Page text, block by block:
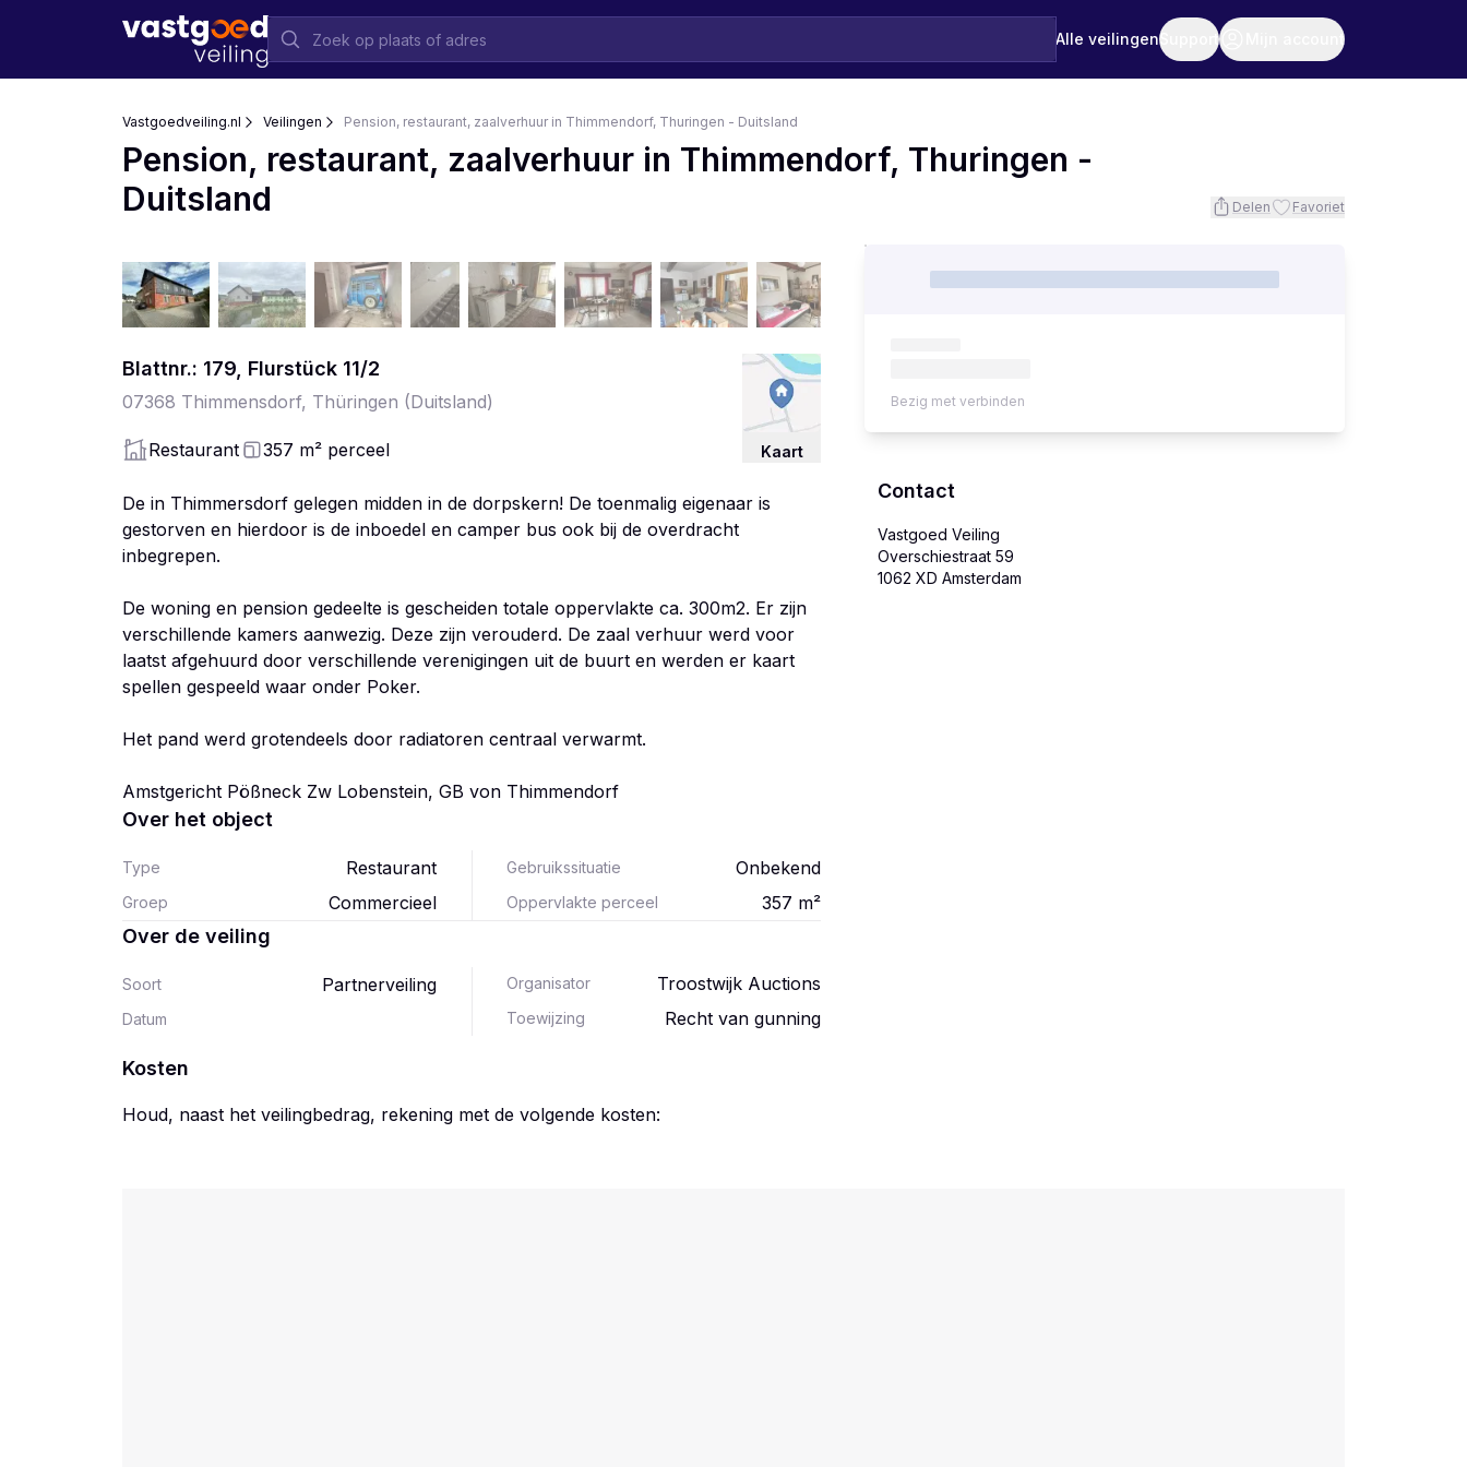
Alle veilingenSupport Mijn account
Vastgoedveiling.nl Veilingen Pension, restaurant, zaalverhuur in Thimmendorf, Thuringen - Duitsland
Pension, restaurant, zaalverhuur in Thimmendorf, Thuringen -
Duitsland
Delen Favoriet
Blattnr.: 179, Flurstück 11/2
07368 Thimmensdorf, Thüringen (Duitsland)
Restaurant 357 m² perceel Kaart
De in Thimmersdorf gelegen midden in de dorpskern! De toenmalig eigenaar is
gestorven en hierdoor is de inboedel en camper bus ook bij de overdracht
inbegrepen.
De woning en pension gedeelte is gescheiden totale oppervlakte ca. 300m2. Er zijn
verschillende kamers aanwezig. Deze zijn verouderd. De zaal verhuur werd voor
laatst afgehuurd door verschillende verenigingen uit de buurt en werden er kaart
spellen gespeeld waar onder Poker.
Het pand werd grotendeels door radiatoren centraal verwarmt.
Amstgericht Pößneck Zw Lobenstein, GB von Thimmendorf
Over het object
Type Restaurant
Groep Commercieel
Gebruikssituatie Onbekend
Oppervlakte perceel 357 m²
Over de veiling
Soort Partnerveiling
Datum
Organisator Troostwijk Auctions
Toewijzing Recht van gunning
Kosten
Houd, naast het veilingbedrag, rekening met de volgende kosten:
Bezig met verbinden
Contact
Vastgoed Veiling
Overschiestraat 59